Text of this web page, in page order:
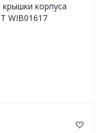
корпуса
WIB01617